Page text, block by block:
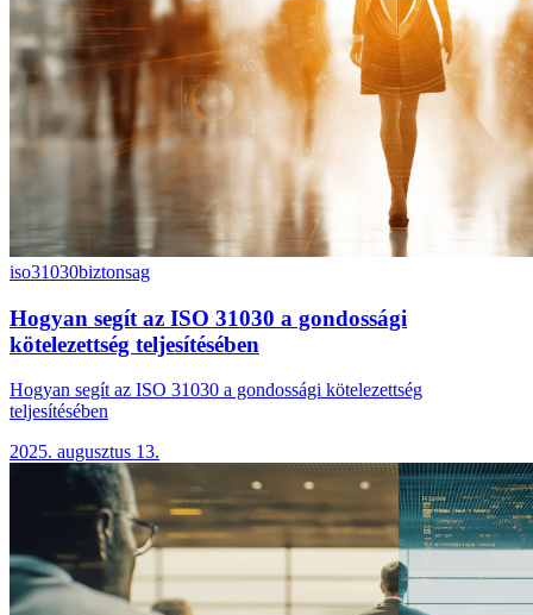
iso31030biztonsag
Hogyan segít az ISO 31030 a gondossági
kötelezettség teljesítésében
Hogyan segít az ISO 31030 a gondossági kötelezettség
teljesítésében
2025. augusztus 13.